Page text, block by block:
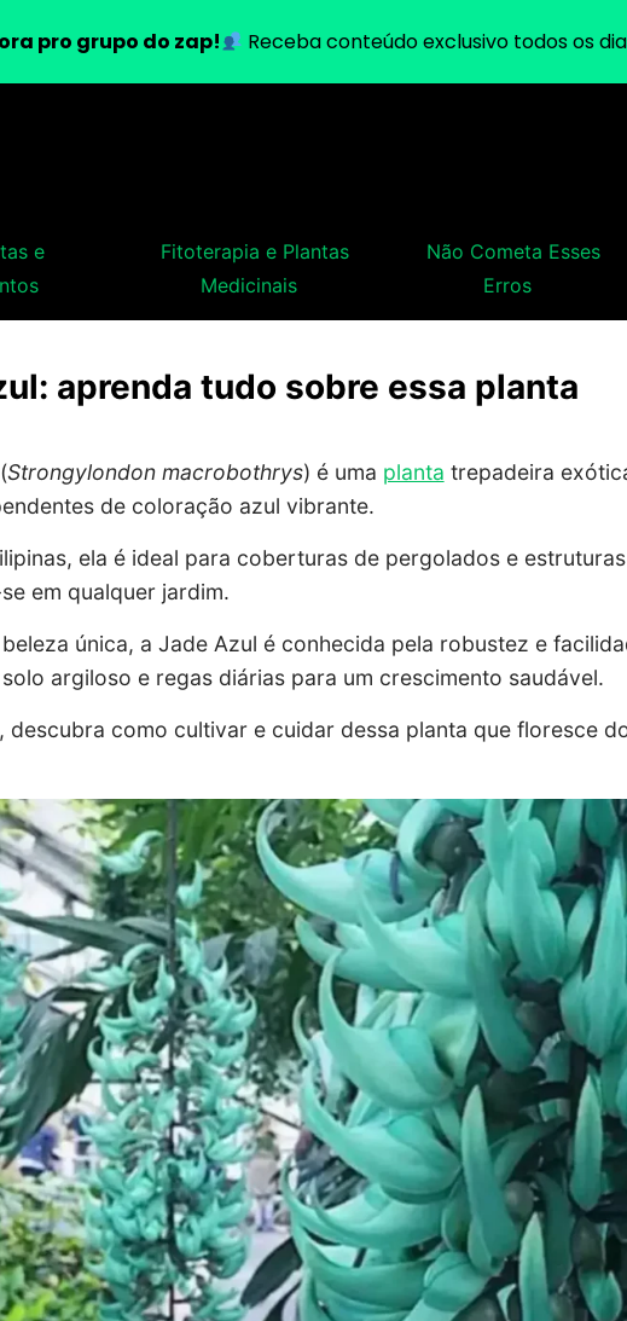
e
Fitoterapia e Plantas
Medicinais
Não Cometa Esses
Erros
aprenda tudo sobre essa planta
Strongylondon macrobothrys) é uma planta trepadeira
de coloração azul vibrante.
ela é ideal para coberturas de pergolados e
em qualquer jardim.
única, a Jade Azul é conhecida pela robustez e
argiloso e regas diárias para um crescimento saudável.
descubra como cultivar e cuidar dessa planta que floresce
pro grupo do zap! Receba conteúdo exclusivo todos os